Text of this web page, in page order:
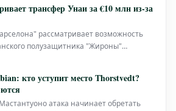
освободить место в
более важно, в
трансфер Унаи за €10 млн из-за
рассматривает возможность
полузащитника "Жироны"
связано с необходимостью
срок. Голландский игрок повредил
кто уступит место Thorstvedt?
атака начинает обретать